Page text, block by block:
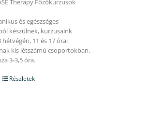
Therapy Főzőkurzusok
és egészséges
készülnek, kurzusaink
11 és 17 órai
kis létszámú csoportokban.
3-3,5 óra.
Részletek